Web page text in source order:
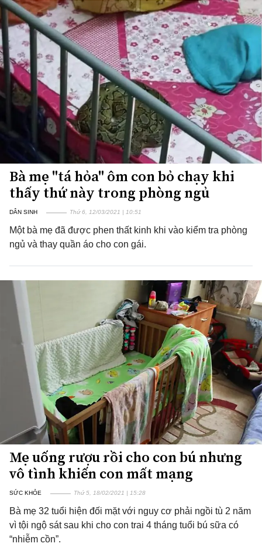
Bà mẹ "tá hỏa" ôm con bỏ chạy khi
thấy thứ này trong phòng ngủ
DÂN SINH Thứ 6, 12/03/2021 | 10:51
Một bà mẹ đã được phen thất kinh khi vào kiểm tra phòng
ngủ và thay quần áo cho con gái.
Mẹ uống rượu rồi cho con bú nhưng
vô tình khiến con mất mạng
SỨC KHỎE Thứ 5, 18/02/2021 | 15:28
Bà mẹ 32 tuổi hiện đối mặt với nguy cơ phải ngồi tù 2 năm
vì tội ngộ sát sau khi cho con trai 4 tháng tuổi bú sữa có
“nhiễm cồn”.